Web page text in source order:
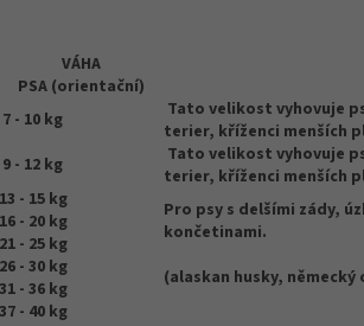
VÁHA
PSA (orientační)
7 - 10 kg
Tato velikost vyhovuje
terier, kříženci menších
9 - 12 kg
Tato velikost vyhovuje
terier, kříženci menších
13 - 15 kg
Pro psy s delšími zády,
končetinami.
(alaskan husky,
16 - 20 kg
21 - 25 kg
26 - 30 kg
31 - 36 kg
37 - 40 kg